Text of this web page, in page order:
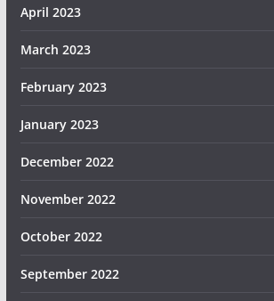
April 2023
March 2023
February 2023
January 2023
December 2022
November 2022
October 2022
September 2022